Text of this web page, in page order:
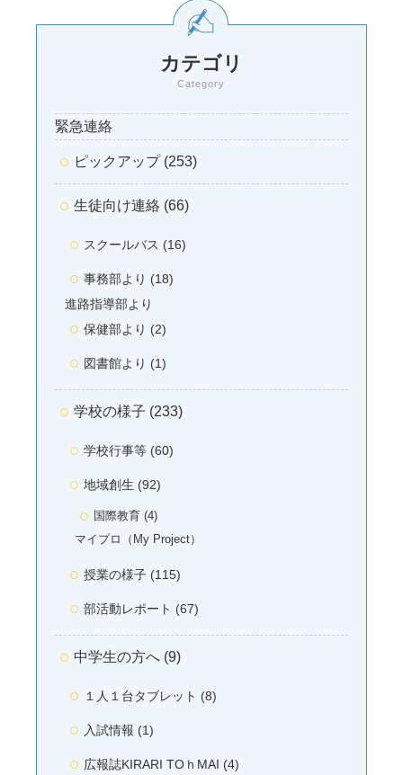
カテゴリ
Category
緊急連絡
ピックアップ (253)
生徒向け連絡 (66)
スクールバス (16)
事務部より (18)
進路指導部より
保健部より (2)
図書館より (1)
学校の様子 (233)
学校行事等 (60)
地域創生 (92)
国際教育 (4)
マイプロ（My Project）
授業の様子 (115)
部活動レポート (67)
中学生の方へ (9)
１人１台タブレット (8)
入試情報 (1)
広報誌KIRARI TOｈMAI (4)